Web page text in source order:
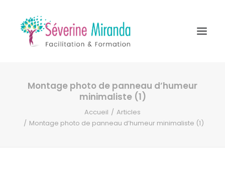
A propos
Accompagnement
Montage photo de panneau d’humeur
minimaliste (1)
Accueil
Articles
Montage photo de panneau d’humeur minimaliste (1)